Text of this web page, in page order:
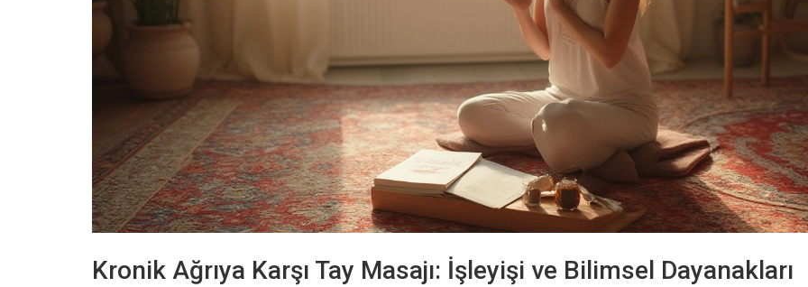
Kronik Ağrıya Karşı Tay Masajı: İşleyişi ve Bilimsel Dayanakları